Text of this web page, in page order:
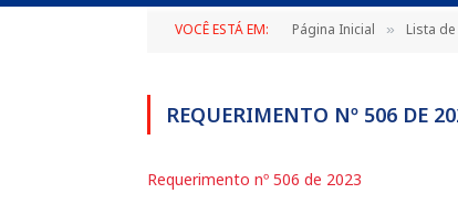
VOCÊ ESTÁ EM: Página Inicial » Lista
REQUERIMENTO Nº 506 DE
Requerimento nº 506 de 2023